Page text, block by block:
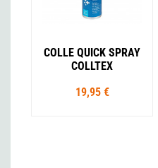
COLLE QUICK SPRAY
COLLTEX
19,95 €